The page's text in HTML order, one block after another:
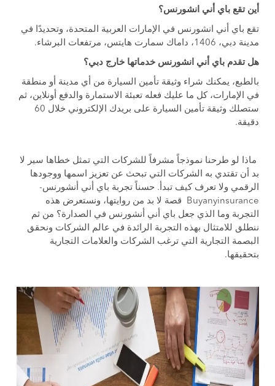
أين تقع باي أني انشورنس؟
تقع باي أني انشورنس في الإمارات العربية المتحدة، وتحديدًا في
مدينة دبي، 1406، داماك سمارت هايتس، مرتفعات البرشاء.
هل تقدم باي أني انشورنس خدماتها خارج دبي؟
بالطبع، يمكنك شراء وثيقة تأمين السيارة من أي مدينة أو منطقة
في الإمارات، كل ما عليك فعله تعبئة الاستمارة والدفع أونلاين، ثم
ستصلك وثيقة تأمين السيارة على بريدك الإلكتروني خلال 60
دقيقة.
ماذا لو طرحنا نموذجاً مشرفاً للشركات التي تمثل خطاها سير لا
بد أن تقتدي به الشركات التي تبحث عن تعزيز اسمها ووجودها
الرقمي ولا تعرف كيف تبدأ. حسناً تجربة باي أني أنشورنس-
Buyanyinsurance قصة لا بد من روايتها، ونستعرض هذه
التجربة وما الذي جعل باي أني أنشورنس في الصدارة؟ من ثم
ننطلق للامتثال بهذه التجربة الرائدة في عالم الشركات ونحقق
البصمة التجارية التي ترغب الشركات والعلامات التجارية
بتحقيقها.